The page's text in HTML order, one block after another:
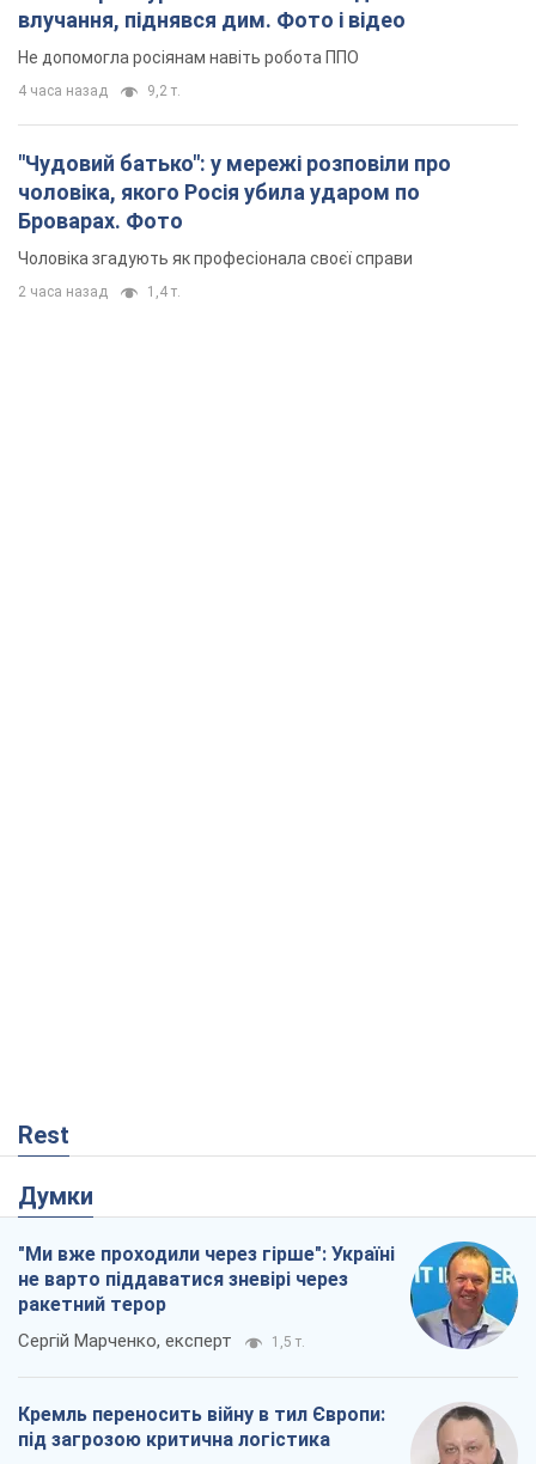
влучання, піднявся дим. Фото і відео
Не допомогла росіянам навіть робота ППО
4 часа назад 9,2 т.
"Чудовий батько": у мережі розповіли про
чоловіка, якого Росія убила ударом по
Броварах. Фото
Чоловіка згадують як професіонала своєї справи
2 часа назад 1,4 т.
Rest
Думки
"Ми вже проходили через гірше": Україні
не варто піддаватися зневірі через
ракетний терор
Сергій Марченко, експерт 1,5 т.
Кремль переносить війну в тил Європи:
під загрозою критична логістика